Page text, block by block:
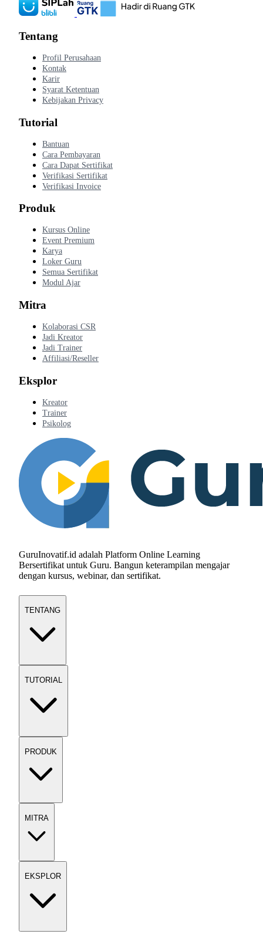
Tentang
Profil Perusahaan
Kontak
Karir
Syarat Ketentuan
Kebijakan Privacy
Tutorial
Bantuan
Cara Pembayaran
Cara Dapat Sertifikat
Verifikasi Sertifikat
Verifikasi Invoice
Produk
Kursus Online
Event Premium
Karya
Loker Guru
Semua Sertifikat
Modul Ajar
Mitra
Kolaborasi CSR
Jadi Kreator
Jadi Trainer
Affiliasi/Reseller
Eksplor
Kreator
Trainer
Psikolog
GuruInovatif.id adalah Platform Online Learning
Bersertifikat untuk Guru. Bangun keterampilan mengajar
dengan kursus, webinar, dan sertifikat.
TENTANG
TUTORIAL
PRODUK
MITRA
EKSPLOR